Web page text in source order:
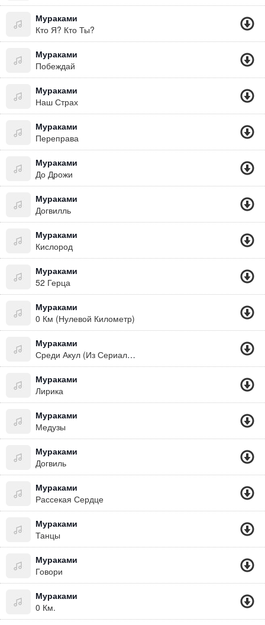
Мураками
Кто Я? Кто Ты?
Мураками
Побеждай
Мураками
Наш Страх
Мураками
Переправа
Мураками
До Дрожи
Мураками
Догвилль
Мураками
Кислород
Мураками
52 Герца
Мураками
0 Км (Нулевой Километр)
Мураками
Среди Акул (Из Сериала "Мастер")
Мураками
Лирика
Мураками
Медузы
Мураками
Догвиль
Мураками
Рассекая Сердце
Мураками
Танцы
Мураками
Говори
Мураками
0 Км.